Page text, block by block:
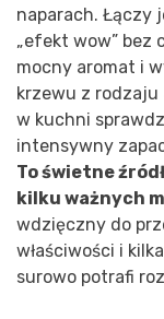
naparach. Łączy
„efekt wow” bez
mocny aromat i
krzewu z rodzaju
w kuchni
intensywny
To świetne
kilku ważnych
wdzięczny do
właściwości i
surowo potrafi